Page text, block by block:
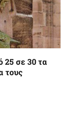
25 σε 30 τα
τους